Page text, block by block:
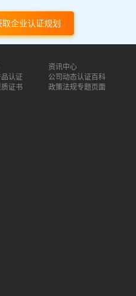
企业认证规划
品认证
质证书
资讯中心
公司动态认证百科
政策法规专题页面